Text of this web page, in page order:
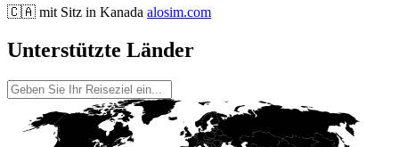
🇨🇦 mit Sitz in Kanada alosim.com
Unterstützte Länder